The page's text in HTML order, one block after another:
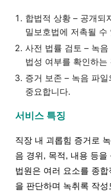
합법적 상황 – 공개되
밀보호법에 저촉될 수
사전 법률 검토 – 녹
법성 여부를 확인하는
증거 보존 – 녹음 파
중요합니다.
서비스 특징
직장 내 괴롭힘 증거로
음 경위, 목적, 내용 등
법원은 여러 요소를 종
을 판단하며 녹취록 작